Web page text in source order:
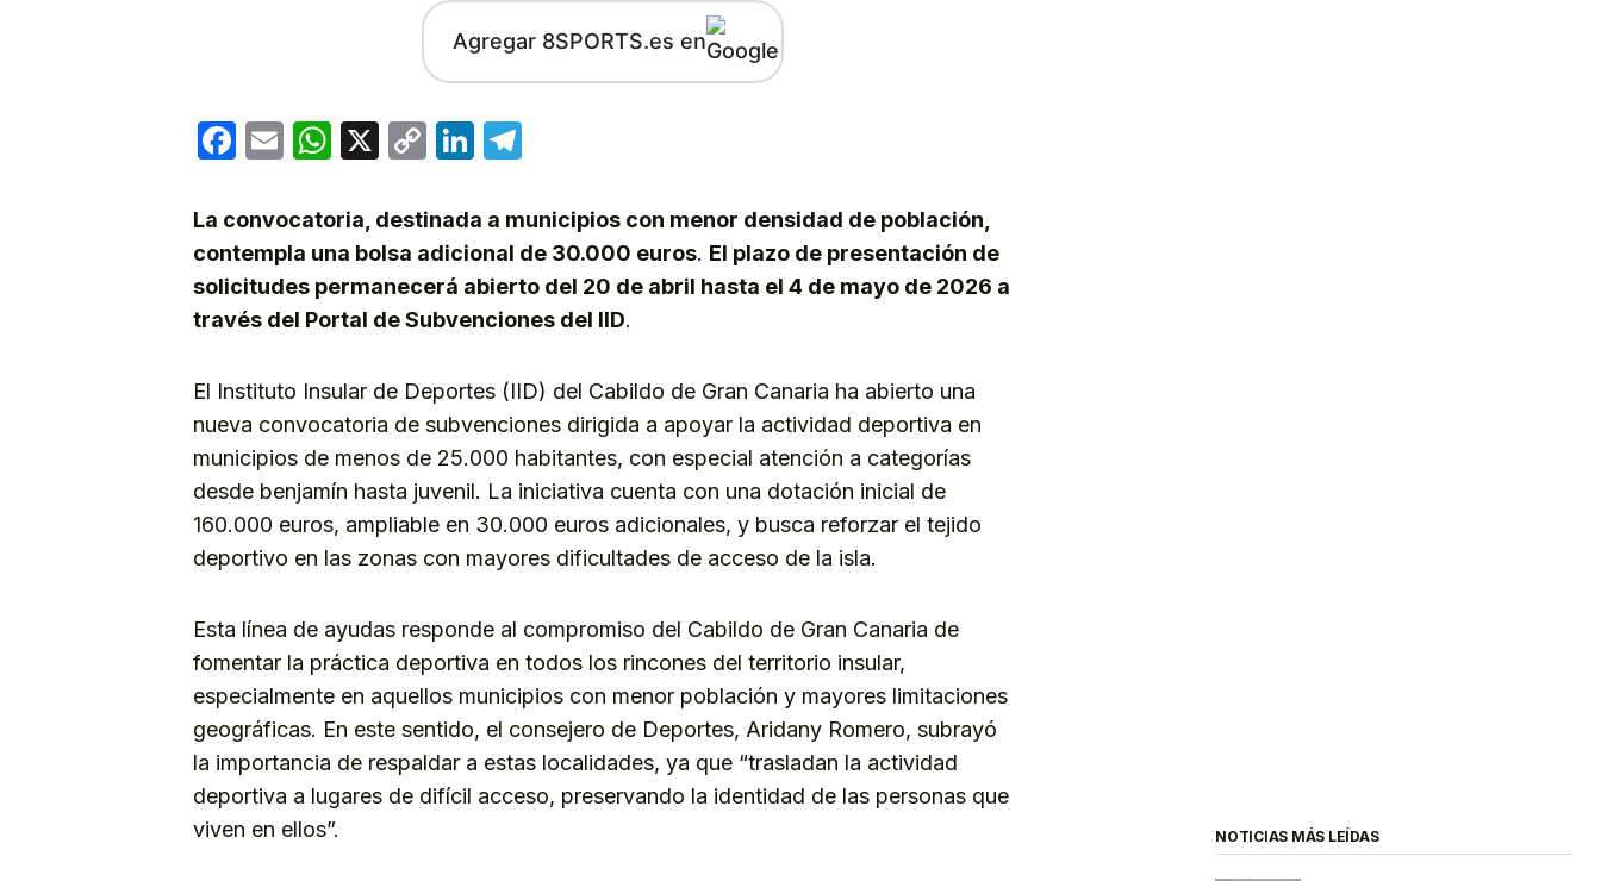
Agregar 8SPORTS.es en
Facebook
EmailWhatsApp
X
CopyLinkedIn
La convocatoria, destinada a municipios con menor densidad de población,
contempla una bolsa adicional de 30.000 euros. El plazo de presentación de
solicitudes permanecerá abierto del 20 de abril hasta el 4 de mayo de 2026 a
través del Portal de Subvenciones del IID.
El Instituto Insular de Deportes (IID) del Cabildo de Gran Canaria ha abierto una
nueva convocatoria de subvenciones dirigida a apoyar la actividad deportiva en
municipios de menos de 25.000 habitantes, con especial atención a categorías
desde benjamín hasta juvenil. La iniciativa cuenta con una dotación inicial de
160.000 euros, ampliable en 30.000 euros adicionales, y busca reforzar el tejido
deportivo en las zonas con mayores dificultades de acceso de la isla.
Esta línea de ayudas responde al compromiso del Cabildo de Gran Canaria de
fomentar la práctica deportiva en todos los rincones del territorio insular,
especialmente en aquellos municipios con menor población y mayores limitaciones
geográficas. En este sentido, el consejero de Deportes, Aridany Romero, subrayó
la importancia de respaldar a estas localidades, ya que “trasladan la actividad
deportiva a lugares de difícil acceso, preservando la identidad de las personas que
viven en ellos”.
NOTICIAS MÁS LEÍDAS